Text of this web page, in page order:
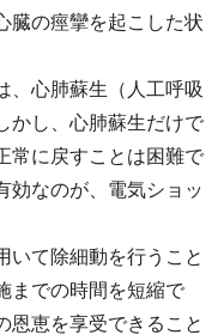
臓の痙攣を起こした状
心肺蘇生（人工呼吸
かし、心肺蘇生だけで
常に戻すことは困難で
効なのが、電気ショッ
て除細動を行うこと
までの時間を短縮で
恩恵を享受できること